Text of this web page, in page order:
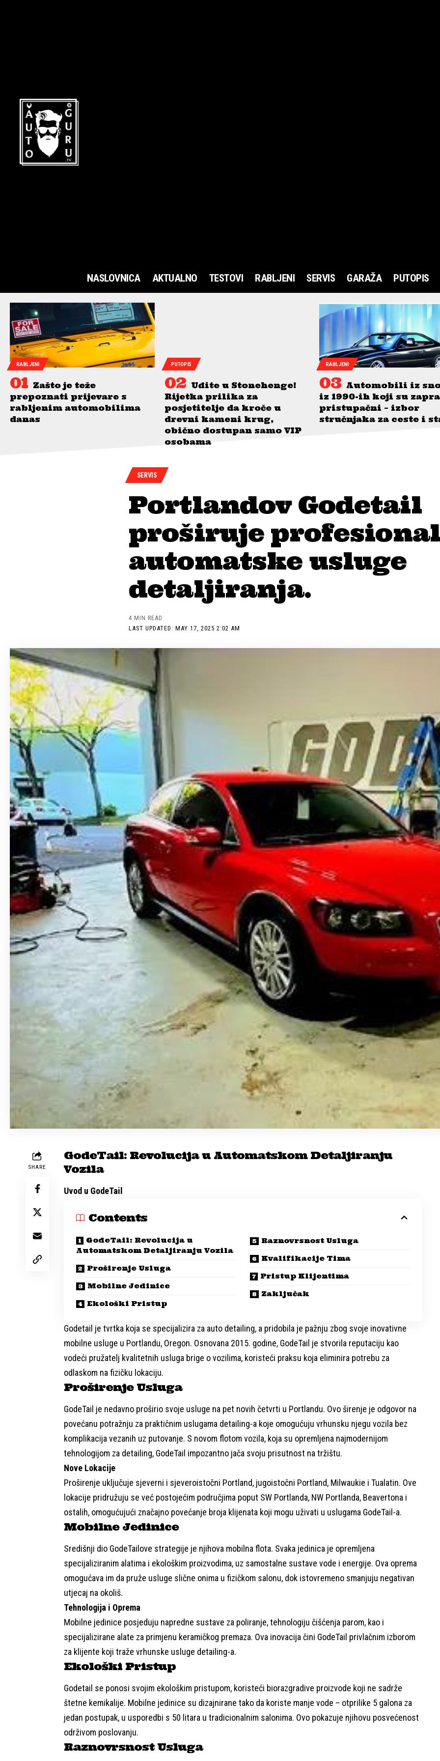
NASLOVNICA AKTUALNO TESTOVI RABLJENI SERVIS GARAŽA PUTOPIS
RABLJENI
Zašto je teže
prepoznati prijevare s
rabljenim automobilima
danas
PUTOPIS
Uđite u Stonehenge!
Rijetka prilika za
posjetitelje da kroče u
drevni kameni krug,
obično dostupan samo VIP
osobama
RABLJENI
Automobili iz
iz 1990-ih koji su
pristupačni – izbor
stručnjaka za ceste i
SERVIS
Portlandov Godetail
proširuje
automatske usluge
detaljiranja.
LAST UPDATED: MAY 17, 2025 2:02 AM
4 MIN READ
SHARE
GodeTail: Revolucija u Automatskom Detaljiranju
Vozila
Uvod u GodeTail
Contents
GodeTail: Revolucija u
Automatskom Detaljiranju Vozila
Proširenje Usluga
Mobilne Jedinice
Ekološki Pristup
Raznovrsnost Usluga
Kvalifikacije Tima
Pristup Klijentima
Zaključak
Godetail je tvrtka koja se specijalizira za auto detailing, a pridobila je pažnju zbog svoje inovativne
mobilne usluge u Portlandu, Oregon. Osnovana 2015. godine, GodeTail je stvorila reputaciju kao
vodeći pružatelj kvalitetnih usluga brige o vozilima, koristeći praksu koja eliminira potrebu za
odlaskom na fizičku lokaciju.
Proširenje Usluga
GodeTail je nedavno proširio svoje usluge na pet novih četvrti u Portlandu. Ovo širenje je odgovor na
povećanu potražnju za praktičnim uslugama detailing-a koje omogućuju vrhunsku njegu vozila bez
komplikacija vezanih uz putovanje. S novom flotom vozila, koja su opremljena najmodernijom
tehnologijom za detailing, GodeTail impozantno jača svoju prisutnost na tržištu.
Nove Lokacije
Proširenje uključuje sjeverni i sjeveroistočni Portland, jugoistočni Portland, Milwaukie i Tualatin. Ove
lokacije pridružuju se već postojećim područjima poput SW Portlanda, NW Portlanda, Beavertona i
ostalih, omogućujući značajno povećanje broja klijenata koji mogu uživati u uslugama GodeTail-a.
Mobilne Jedinice
Središnji dio GodeTailove strategije je njihova mobilna flota. Svaka jedinica je opremljena
specijaliziranim alatima i ekološkim proizvodima, uz samostalne sustave vode i energije. Ova oprema
omogućava im da pruže usluge slične onima u fizičkom salonu, dok istovremeno smanjuju negativan
utjecaj na okoliš.
Tehnologija i Oprema
Mobilne jedinice posjeduju napredne sustave za poliranje, tehnologiju čišćenja parom, kao i
specijalizirane alate za primjenu keramičkog premaza. Ova inovacija čini GodeTail privlačnim izborom
za klijente koji traže vrhunske usluge detailing-a.
Ekološki Pristup
Godetail se ponosi svojim ekološkim pristupom, koristeći biorazgradive proizvode koji ne sadrže
štetne kemikalije. Mobilne jedinice su dizajnirane tako da koriste manje vode – otprilike 5 galona za
jedan postupak, u usporedbi s 50 litara u tradicionalnim salonima. Ovo pokazuje njihovu posvećenost
održivom poslovanju.
Raznovrsnost Usluga